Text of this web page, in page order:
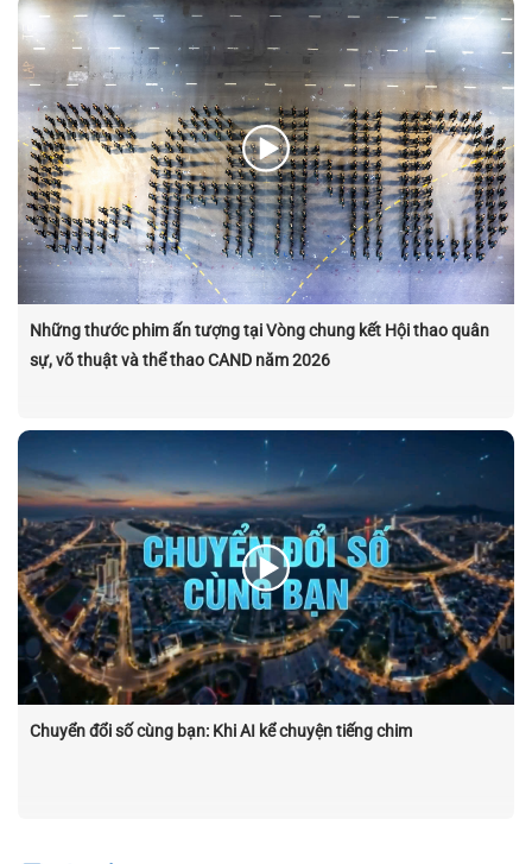
Những thước phim ấn tượng tại Vòng chung kết Hội thao quân
sự, võ thuật và thể thao CAND năm 2026
Chuyển đổi số cùng bạn: Khi AI kể chuyện tiếng chim